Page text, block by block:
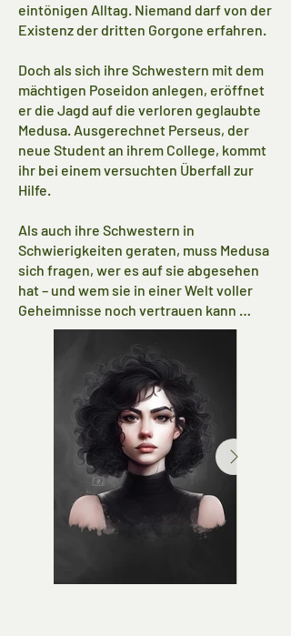
eintönigen Alltag. Niemand darf von der
Existenz der dritten Gorgone erfahren.
Doch als sich ihre Schwestern mit dem
mächtigen Poseidon anlegen, eröffnet
er die Jagd auf die verloren geglaubte
Medusa. Ausgerechnet Perseus, der
neue Student an ihrem College, kommt
ihr bei einem versuchten Überfall zur
Hilfe.
Als auch ihre Schwestern in
Schwierigkeiten geraten, muss Medusa
sich fragen, wer es auf sie abgesehen
hat – und wem sie in einer Welt voller
Geheimnisse noch vertrauen kann …